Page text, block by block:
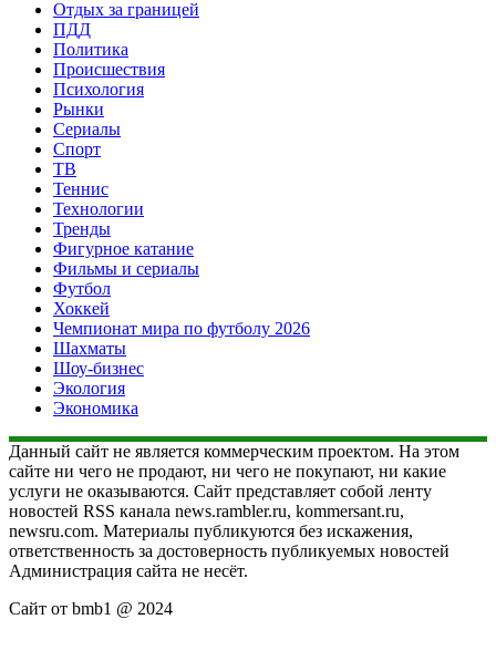
Отдых за границей
ПДД
Политика
Происшествия
Психология
Рынки
Сериалы
Спорт
ТВ
Теннис
Технологии
Тренды
Фигурное катание
Фильмы и сериалы
Футбол
Хоккей
Чемпионат мира по футболу 2026
Шахматы
Шоу-бизнес
Экология
Экономика
Данный сайт не является коммерческим проектом. На этом
сайте ни чего не продают, ни чего не покупают, ни какие
услуги не оказываются. Сайт представляет собой ленту
новостей RSS канала news.rambler.ru, kommersant.ru,
newsru.com. Материалы публикуются без искажения,
ответственность за достоверность публикуемых новостей
Администрация сайта не несёт.
Сайт от bmb1 @ 2024